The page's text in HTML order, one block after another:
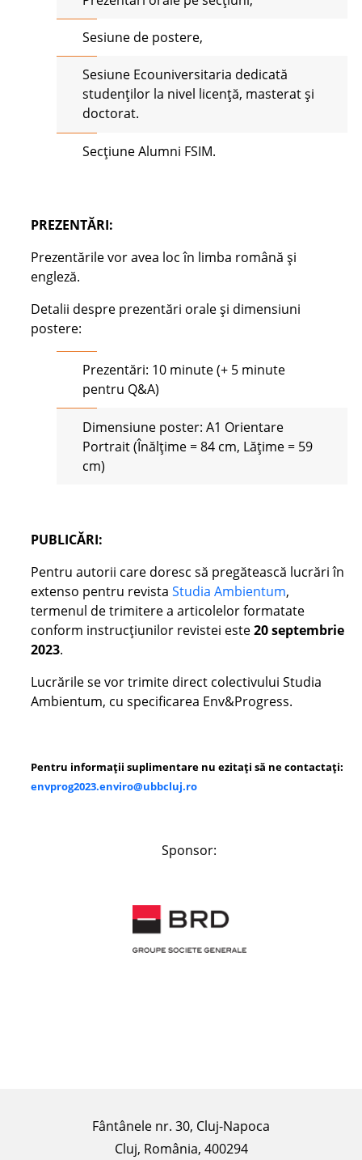
Sesiune de postere,
Sesiune Ecouniversitaria dedicată
studenților la nivel licență, masterat și
doctorat.
Secțiune Alumni FSIM.
PREZENTĂRI:
Prezentările vor avea loc în limba română și
engleză.
Detalii despre prezentări orale și dimensiuni
postere:
Prezentări: 10 minute (+ 5 minute
pentru Q&A)
Dimensiune poster: A1 Orientare
Portrait (Înălțime = 84 cm, Lățime = 59
cm)
PUBLICĂRI:
Pentru autorii care doresc să pregătească lucrări în
extenso pentru revistaStudia Ambientum,
termenul de trimitere a articolelor formatate
conform instrucțiunilor revistei este20 septembrie
2023.
Lucrările se vor trimite direct colectivului Studia
Ambientum, cu specificarea Env&Progress.
Pentru informații suplimentare nu ezitați să ne contactați:
envprog2023.enviro@ubbcluj.ro
Sponsor:
Fântânele nr. 30, Cluj-Napoca
Cluj, România, 400294